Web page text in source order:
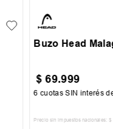
Buzo Head
$ 69.999
6 cuotas SIN interés
Precio sin impuestos nacionales: $